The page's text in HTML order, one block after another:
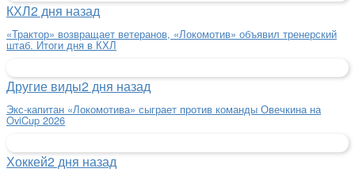
КХЛ2 дня назад
«Трактор» возвращает ветеранов, «Локомотив» объявил тренерский
штаб. Итоги дня в КХЛ
Другие виды2 дня назад
Экс-капитан «Локомотива» сыграет против команды Овечкина на
OviCup 2026
Хоккей2 дня назад